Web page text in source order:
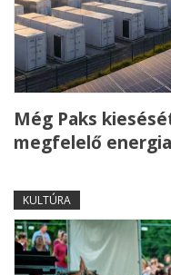
Még Paks
megfelelő
KULTÚRA